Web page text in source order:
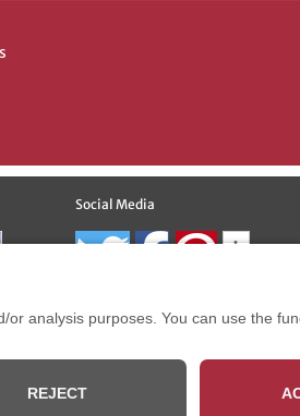
Social Media